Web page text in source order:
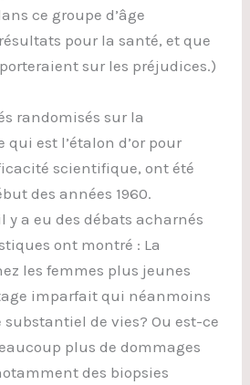
ce groupe d’âge
pour la santé, et que
sur les préjudices.)
randomisés sur la
est l’étalon d’or pour
scientifique, ont été
des années 1960.
y a eu des débats acharnés
ont montré : La
les femmes plus jeunes
imparfait qui néanmoins
de vies? Ou est-ce
plus de dommages
des biopsies